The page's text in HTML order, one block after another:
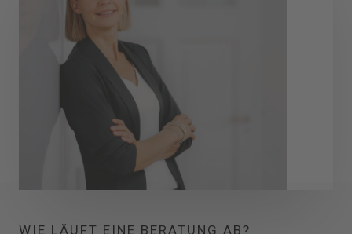
WIE LÄUFT EINE BERATUNG AB?